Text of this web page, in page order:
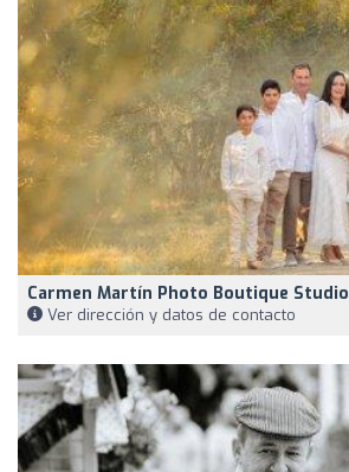
Carmen Martín Photo Boutique Studio
Ver dirección y datos de contacto